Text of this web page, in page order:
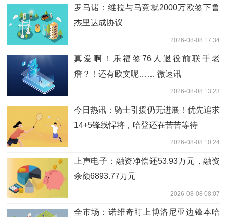
罗马诺：维拉与马竞就2000万欧签下鲁
杰里达成协议
2026-08-08 17:34
真爱啊！乐福签76人退役前联手老
詹？！还有欧文呢…… 微速讯
2026-08-08 13:23
今日热讯：骑士引援仍无进展！优先追求
14+5锋线悍将，哈登还在苦苦等待
2026-08-08 10:24
上声电子：融资净偿还53.93万元，融资
余额6893.77万元
2026-08-08 08:07
全市场：诺维奇盯上博洛尼亚边锋本哈